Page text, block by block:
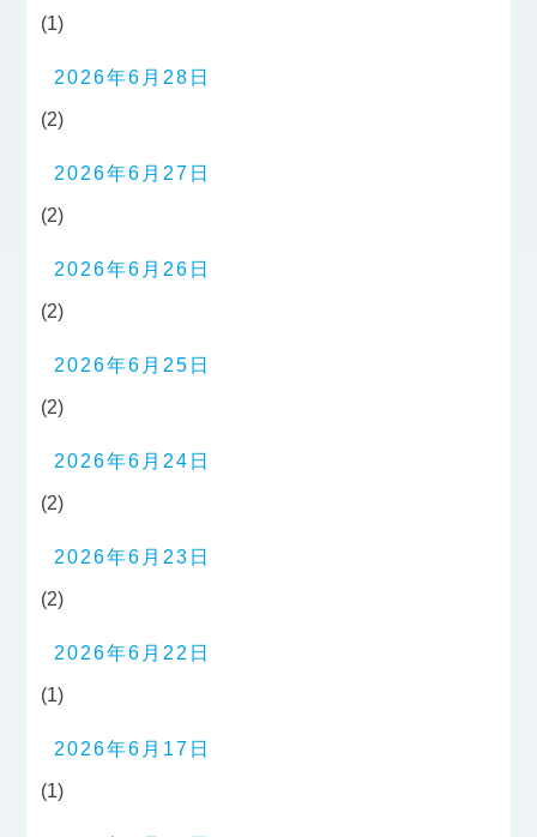
(1)
2026年6月28日
(2)
2026年6月27日
(2)
2026年6月26日
(2)
2026年6月25日
(2)
2026年6月24日
(2)
2026年6月23日
(2)
2026年6月22日
(1)
2026年6月17日
(1)